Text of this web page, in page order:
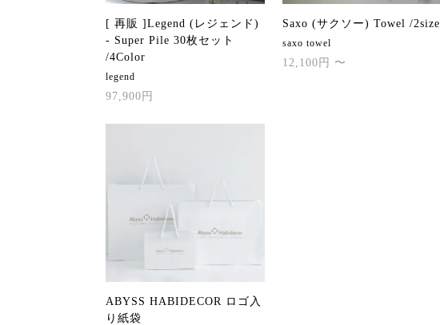
[ 再販 ]Legend (レジェンド)
- Super Pile 30枚セット
/4Color
legend
97,900円
Saxo (サクソー) Towel /2size
saxo towel
12,100円 〜
ABYSS HABIDECOR ロゴ入
り紙袋